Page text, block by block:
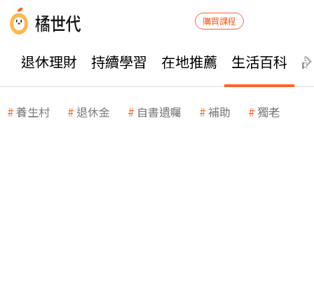
購買課程
退休理財 持續學習 在地推薦 生活百科
養生村 退休金 自書遺囑 補助 獨老